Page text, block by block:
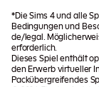
*Die Sims 4 und alle
Bedingungen und
de/legal.
erforderlich.
Dieses Spiel enthält
den Erwerb virtueller
Packübergreifendes